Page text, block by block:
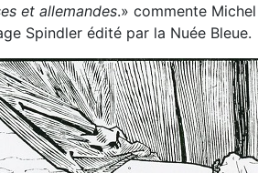
et allemandes.» commente Michel
Spindler édité par la Nuée Bleue.